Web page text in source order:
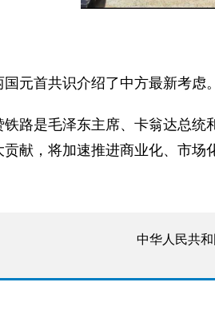
元首共识介绍了中方最新考虑
路是毛泽东主席、卡翁达总统
献，将加速推进商业化、市场
中华人民共